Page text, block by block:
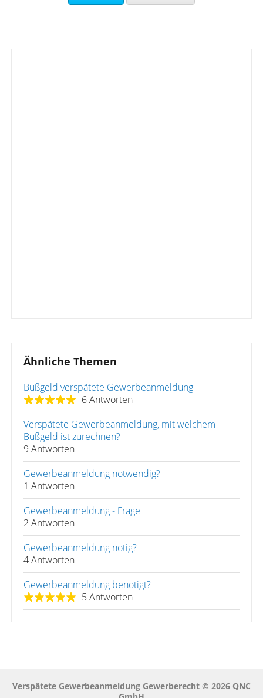
Ähnliche Themen
Bußgeld verspätete Gewerbeanmeldung
6 Antworten
Verspätete Gewerbeanmeldung, mit welchem
Bußgeld ist zurechnen?
9 Antworten
Gewerbeanmeldung notwendig?
1 Antworten
Gewerbeanmeldung - Frage
2 Antworten
Gewerbeanmeldung nötig?
4 Antworten
Gewerbeanmeldung benötigt?
5 Antworten
Verspätete Gewerbeanmeldung Gewerberecht © 2026 QNC